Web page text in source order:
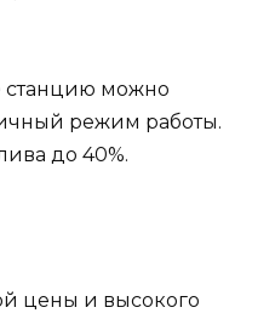
станцию можно
режим работы.
до 40%.
цены и высокого